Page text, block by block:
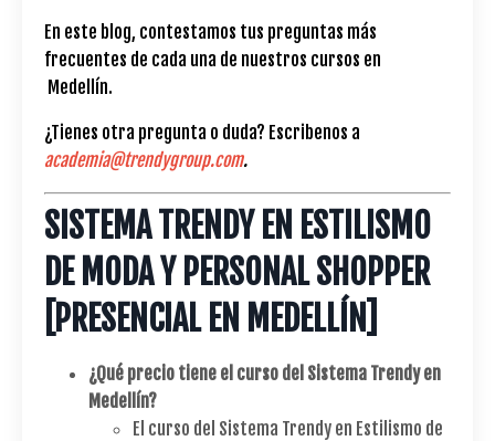
En este blog, contestamos tus preguntas más
frecuentes de cada una de nuestros cursos en
Medellín.
¿Tienes otra pregunta o duda? Escribenos a
academia@trendygroup.com.
SISTEMA TRENDY EN ESTILISMO
DE MODA Y PERSONAL SHOPPER
[PRESENCIAL EN MEDELLÍN]
¿Qué precio tiene el curso del Sistema Trendy en
Medellín?
El curso del Sistema Trendy en Estilismo de